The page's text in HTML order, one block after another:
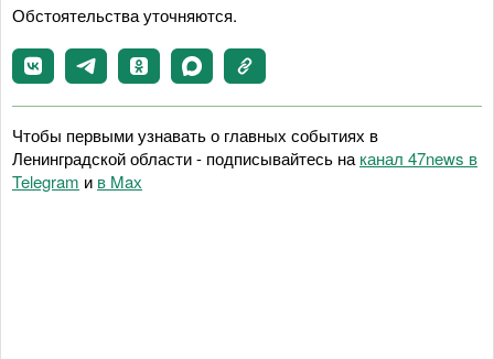
Обстоятельства уточняются.
Чтобы первыми узнавать о главных событиях в
Ленинградской области - подписывайтесь на канал 47news в
Telegram и в Maх